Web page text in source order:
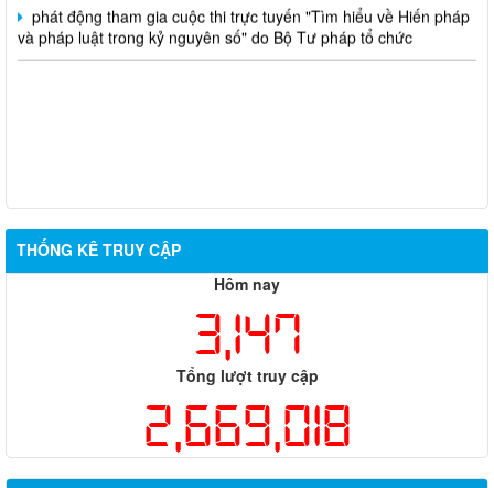
và pháp luật trong kỷ nguyên số" do Bộ Tư pháp tổ chức
THỐNG KÊ TRUY CẬP
Hôm nay
3,147
Tổng lượt truy cập
2,669,018